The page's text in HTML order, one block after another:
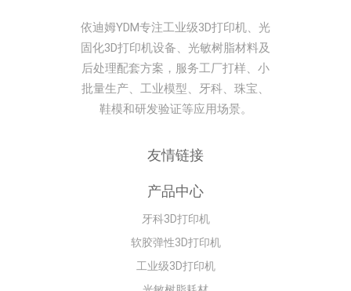
依迪姆YDM专注工业级3D打印机、光
固化3D打印机设备、光敏树脂材料及
后处理配套方案，服务工厂打样、小
批量生产、工业模型、牙科、珠宝、
鞋模和研发验证等应用场景。
友情链接
产品中心
牙科3D打印机
软胶弹性3D打印机
工业级3D打印机